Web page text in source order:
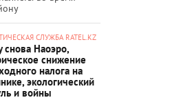
СЛУЖБА RATEL.KZ
снова Наоэро,
снижение
налога на
экологический
и войны